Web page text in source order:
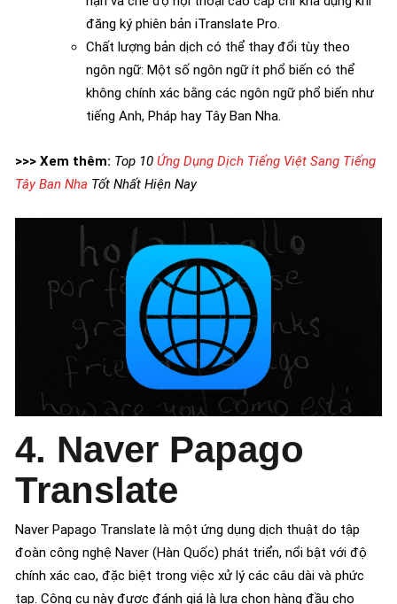
đăng ký phiên bản iTranslate Pro.
Chất lượng bản dịch có thể thay đổi tùy theo
ngôn ngữ: Một số ngôn ngữ ít phổ biến có thể
không chính xác bằng các ngôn ngữ phổ biến như
tiếng Anh, Pháp hay Tây Ban Nha.
>>> Xem thêm: Top 10 Ứng Dụng Dịch Tiếng Việt Sang Tiếng
Tây Ban Nha Tốt Nhất Hiện Nay
4. Naver Papago
Translate
Naver Papago Translate là một ứng dụng dịch thuật do tập
đoàn công nghệ Naver (Hàn Quốc) phát triển, nổi bật với độ
chính xác cao, đặc biệt trong việc xử lý các câu dài và phức
tạp. Công cụ này được đánh giá là lựa chọn hàng đầu cho